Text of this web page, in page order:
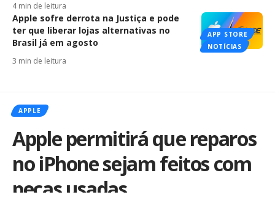
4 min de leitura
APP STORE
NOTÍCIAS
Apple sofre derrota na Justiça e pode
ter que liberar lojas alternativas no
Brasil já em agosto
3 min de leitura
APPLE
Apple permitirá que reparos
no iPhone sejam feitos com
peças usadas